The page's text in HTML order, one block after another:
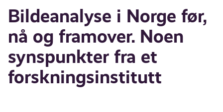
Bildeanalyse i Norge før,
nå og framover. Noen
synspunkter fra et
forskningsinstitutt